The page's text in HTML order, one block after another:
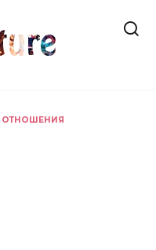
ОТНОШЕНИЯ